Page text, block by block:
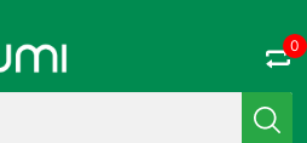
ứng..; âm thanh đa vùng ; điều
0